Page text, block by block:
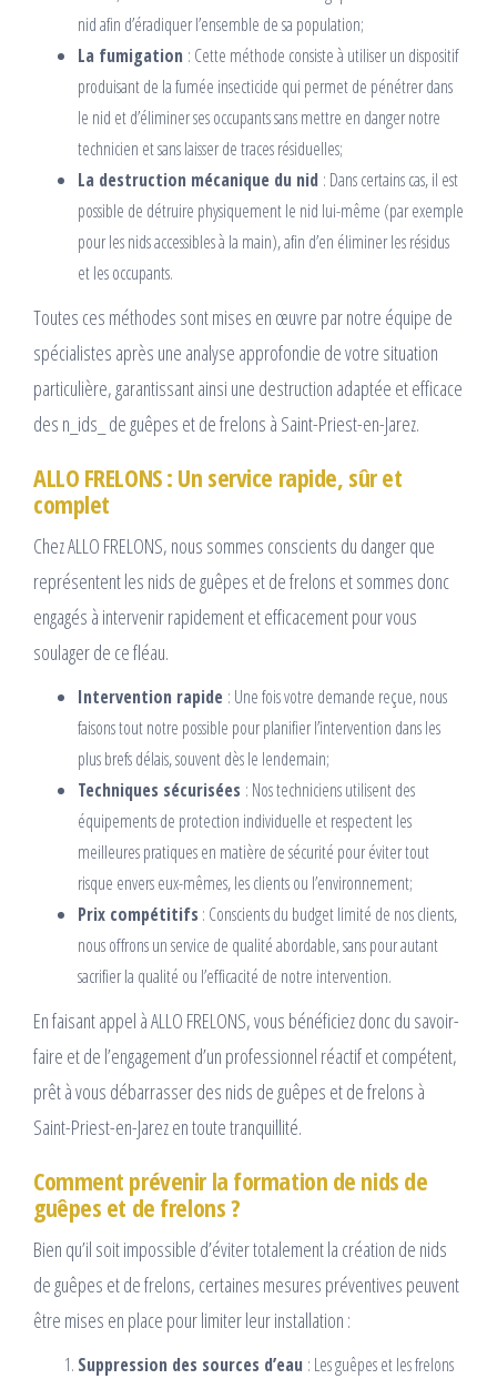
nid afin d’éradiquer l’ensemble de sa population;
La fumigation : Cette méthode consiste à utiliser un dispositif
produisant de la fumée insecticide qui permet de pénétrer dans
le nid et d’éliminer ses occupants sans mettre en danger notre
technicien et sans laisser de traces résiduelles;
La destruction mécanique du nid : Dans certains cas, il est
possible de détruire physiquement le nid lui-même (par exemple
pour les nids accessibles à la main), afin d’en éliminer les résidus
et les occupants.
Toutes ces méthodes sont mises en œuvre par notre équipe de
spécialistes après une analyse approfondie de votre situation
particulière, garantissant ainsi une destruction adaptée et efficace
des n_ids_ de guêpes et de frelons à Saint-Priest-en-Jarez.
ALLO FRELONS : Un service rapide, sûr et
complet
Chez ALLO FRELONS, nous sommes conscients du danger que
représentent les nids de guêpes et de frelons et sommes donc
engagés à intervenir rapidement et efficacement pour vous
soulager de ce fléau.
Intervention rapide : Une fois votre demande reçue, nous
faisons tout notre possible pour planifier l’intervention dans les
plus brefs délais, souvent dès le lendemain;
Techniques sécurisées : Nos techniciens utilisent des
équipements de protection individuelle et respectent les
meilleures pratiques en matière de sécurité pour éviter tout
risque envers eux-mêmes, les clients ou l’environnement;
Prix compétitifs : Conscients du budget limité de nos clients,
nous offrons un service de qualité abordable, sans pour autant
sacrifier la qualité ou l’efficacité de notre intervention.
En faisant appel à ALLO FRELONS, vous bénéficiez donc du savoir-
faire et de l’engagement d’un professionnel réactif et compétent,
prêt à vous débarrasser des nids de guêpes et de frelons à
Saint-Priest-en-Jarez en toute tranquillité.
Comment prévenir la formation de nids de
guêpes et de frelons ?
Bien qu’il soit impossible d’éviter totalement la création de nids
de guêpes et de frelons, certaines mesures préventives peuvent
être mises en place pour limiter leur installation :
Suppression des sources d’eau : Les guêpes et les frelons